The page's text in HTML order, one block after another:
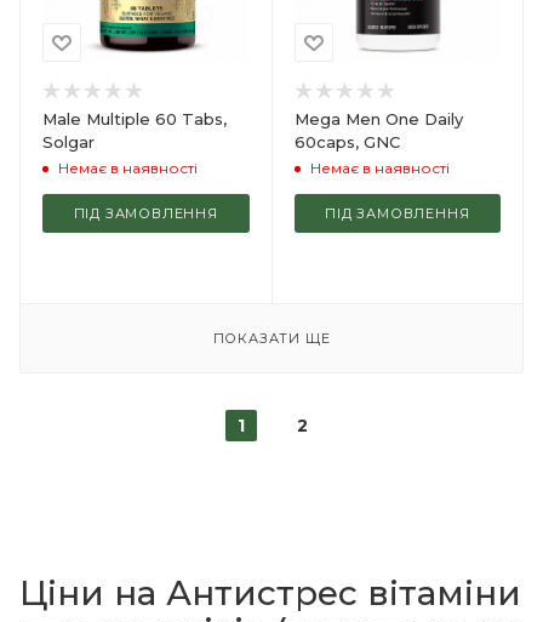
Male Multiple 60 Tabs,
Solgar
Немає в наявності
ПІД ЗАМОВЛЕННЯ
Mega Men One Daily
60caps, GNC
Немає в наявності
ПІД ЗАМОВЛЕННЯ
ПОКАЗАТИ ЩЕ
1 2
Ціни на Антистрес вітаміни